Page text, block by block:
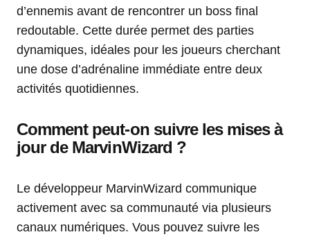
d’ennemis avant de rencontrer un boss final
redoutable. Cette durée permet des parties
dynamiques, idéales pour les joueurs cherchant
une dose d’adrénaline immédiate entre deux
activités quotidiennes.
Comment peut-on suivre les mises à
jour de MarvinWizard ?
Le développeur MarvinWizard communique
activement avec sa communauté via plusieurs
canaux numériques. Vous pouvez suivre les